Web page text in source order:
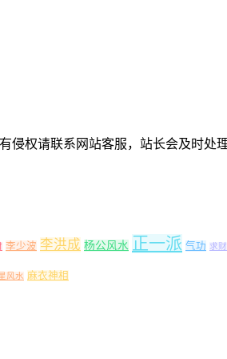
权请联系网站客服，站长会及时处
李少波 李洪成 杨公风水 正一派 气功 求财
风水 麻衣神相